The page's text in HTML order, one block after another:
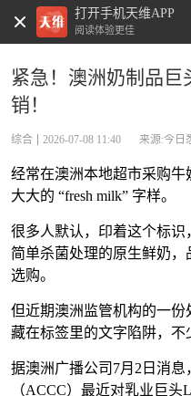
打开手机天维APP
阅读体验更佳 天
紧急！澳洲奶制品
销！
综合 2026-07-08 11:40 来源:今日
经常在澳洲本地超市采购
大大的 “fresh milk” 字样。
很多人默认，印着这个标
简单杀菌处理的原生鲜奶
选购。
但近期澳洲监管机构的一
藏在标签里的文字陷阱，不
据澳洲广播公司7月2日消
（ACCC）最近对乳业巨头